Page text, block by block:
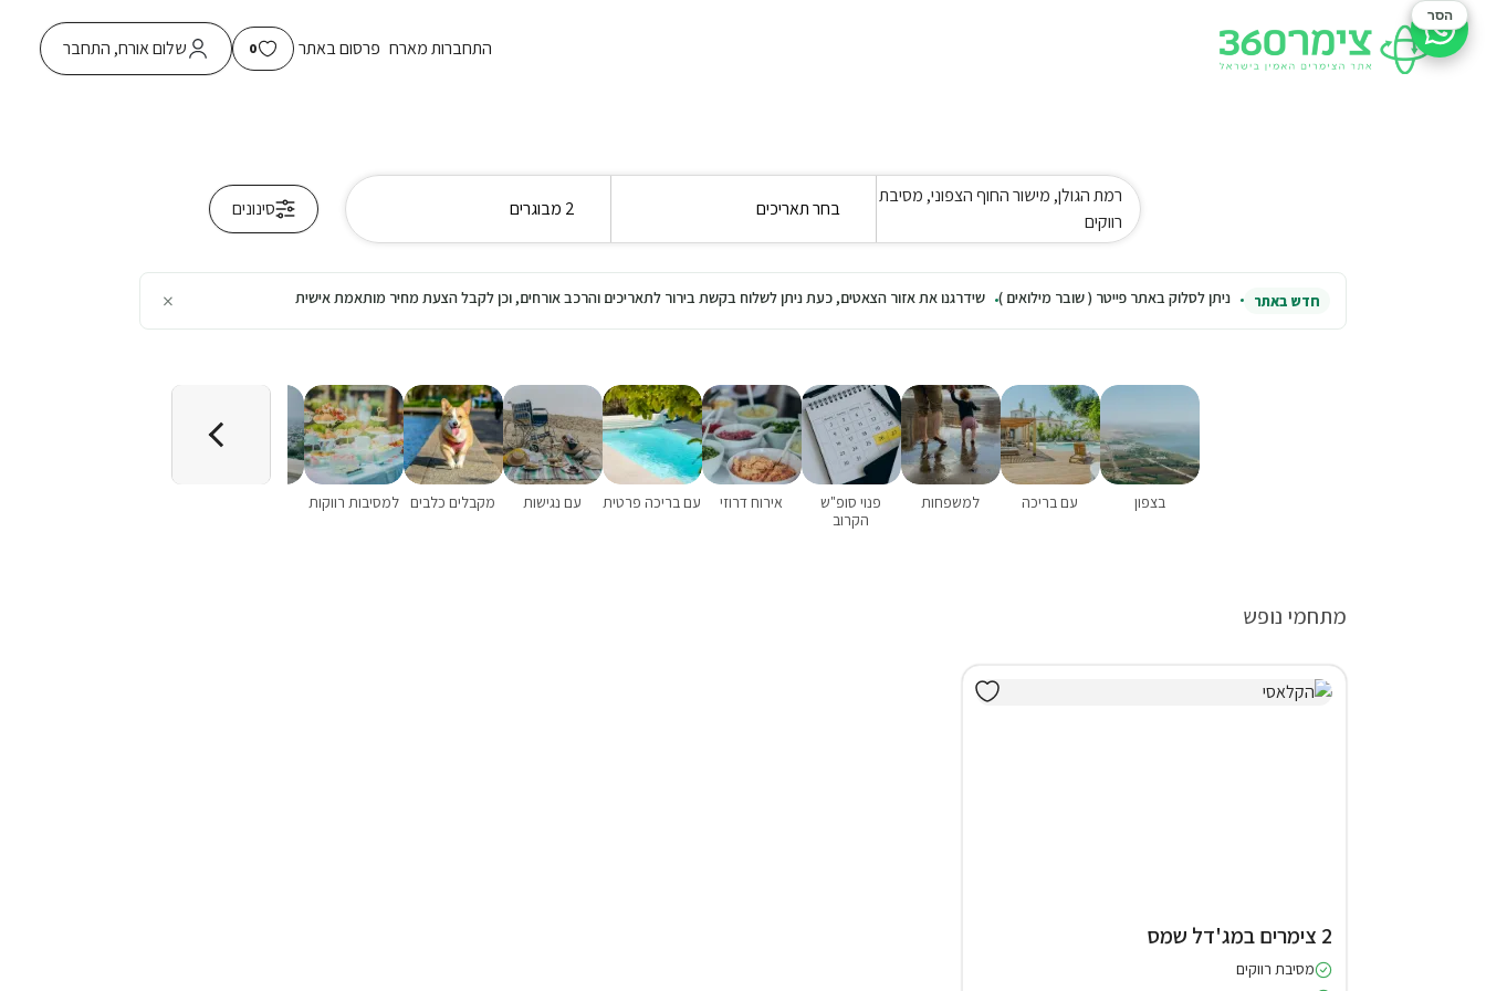
התחברות מארח פרסום באתר 0 שלום אורח, התחבר
רמת הגולן, מישור החוף הצפוני, מסיבת
רווקים
בחר תאריכים 2 מבוגרים סינונים
חדש באתר ניתן לסלוק באתר פייטר ( שובר מילואים ) שידרגנו את אזור הצאטים, כעת ניתן לשלוח בקשת בירור לתאריכים והרכב אורחים, וכן לקבל הצעת מחיר מותאמת אישית ×
בצפון עם בריכה למשפחות
פנוי סופ"ש
הקרוב
אירוח דרוזי עם בריכה פרטית עם נגישות מקבלים כלבים למסיבות רווקות
מתחמי נופש
2 צימרים במג'דל שמס
מסיבת רווקים
סיוע בהזמנה
הסר